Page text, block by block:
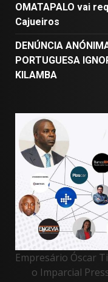
OMATAPALO vai
Cajueiros
DENÚNCIA
PORTUGUESA
KILAMBA
Empresário Óscar
o Imparcial